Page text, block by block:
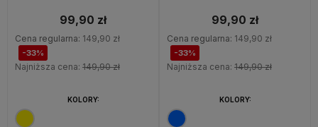
99,90 zł
Cena regularna: 149,90 zł
-33%
Najniższa cena: 149,90 zł
KOLORY:
99,90 zł
Cena regularna: 149,90 zł
-33%
Najniższa cena: 149,90 zł
KOLORY: